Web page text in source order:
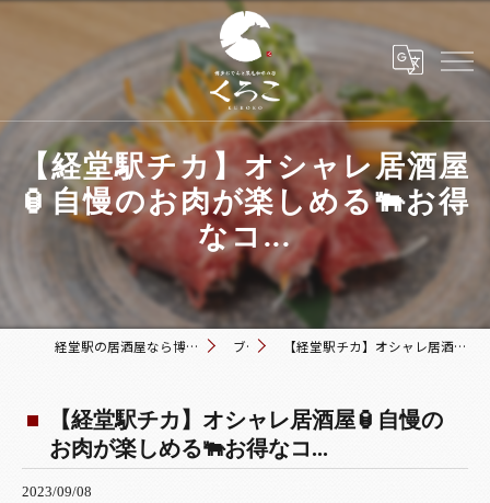
【経堂駅チカ】オシャレ居酒屋
🏮自慢のお肉が楽しめる🐃お得
なコ...
経堂駅の居酒屋なら博多おでんと黒毛和牛の店 くろこ ブログ 【経堂駅チカ】オシャレ居酒屋🏮自慢のお肉が楽しめる🐃お得なコ...
【経堂駅チカ】オシャレ居酒屋🏮自慢の
お肉が楽しめる🐃お得なコ...
2023/09/08